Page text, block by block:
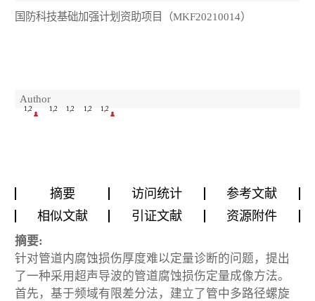
国防科技基础加强计划资助项目（MKF20210014）
Author
1,2 1,2 1,2 1,2 1,2
摘要 访问统计
参考文献
相似文献
引证文献 资源附件
摘要:
针对管道内腐蚀损伤厚度难以定量诊断的问题，提出
了一种采用超声导波的管道腐蚀损伤定量成像方法。
首先，基于频域有限差分法，建立了管中多路径螺旋